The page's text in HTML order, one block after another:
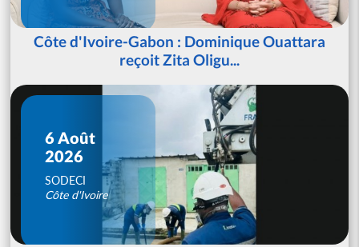
Côte d'Ivoire-Gabon : Dominique Ouattara
reçoit Zita Oligu...
6 Août
2026
SODECI
Côte d'Ivoire